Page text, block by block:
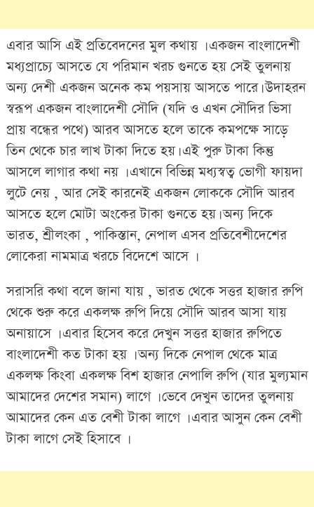
এবার আসি এই প্রতিবেদনের মুল কথায় । একজন বাংলাদেশী
মধ্যপ্রাচ্যে আসতে যে পরিমান খরচ গুনতে হয় সেই তুলনায়
অন্য দেশী একজন অনেক কম পয়সায় আসতে পারে। উদাহরন
স্বরূপ একজন বাংলাদেশী সৌদি (যদি ও এখন সৌদির ভিসা
প্রায় বন্ধের পথে) আরব আসতে হলে তাকে কমপক্ষে সাড়ে
তিন থেকে চার লাখ টাকা দিতে হয়। এই পুরু টাকা কিন্তু
আসলে লাগার কথা নয় । এখানে বিভিন্ন মধ্যস্বত্ব ভোগী ফায়দা
লুটে নেয় , আর সেই কারনেই একজন লোককে সৌদি আরব
আসতে হলে মোটা অংকের টাকা গুনতে হয়। অন্য দিকে
ভারত, শ্রীলংকা , পাকিস্তান, নেপাল এসব প্রতিবেশীদেশের
লোকেরা নামমাত্র খরচে বিদেশে আসে ।
সরাসরি কথা বলে জানা যায় , ভারত থেকে সত্তর হাজার রুপি
থেকে শুরু করে একলক্ষ রুপি দিয়ে সৌদি আরব আসা যায়
অনায়াসে । এবার হিসেব করে দেখুন সত্তর হাজার রুপিতে
বাংলাদেশী কত টাকা হয় । অন্য দিকে নেপাল থেকে মাত্র
একলক্ষ কিংবা একলক্ষ বিশ হাজার নেপালি রুপি (যার মুল্যমান
আমাদের দেশের সমান) লাগে । ভেবে দেখুন তাদের তুলনায়
আমাদের কেন এত বেশী টাকা লাগে । এবার আসুন কেন বেশী
টাকা লাগে সেই হিসাবে ।